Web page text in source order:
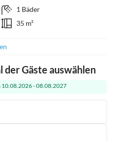
1 Bäder
35 m²
Gäste auswählen
10.08.2026 - 08.08.2027